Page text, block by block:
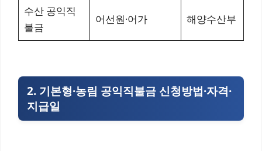
수산 공익직
불금
어선원·어가 해양수산부
2. 기본형·농림 공익직불금 신청방법·자격·
지급일